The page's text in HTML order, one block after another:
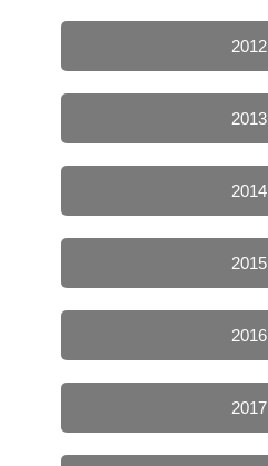
2012
2013
2014
2015
2016
2017